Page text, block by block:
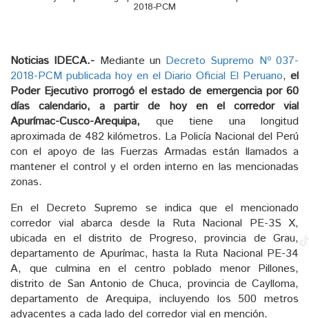
2018-PCM
Noticias IDECA.- Mediante un Decreto Supremo Nº 037-
2018-PCM publicada hoy en el Diario Oficial El Peruano,el
Poder Ejecutivo prorrogó el estado de emergencia por 60
días calendario, a partir de hoy en el corredor vial
Apurímac-Cusco-Arequipa, que tiene una longitud
aproximada de 482 kilómetros. La Policía Nacional del Perú
con el apoyo de las Fuerzas Armadas están llamados a
mantener el control y el orden interno en las mencionadas
zonas.
En el Decreto Supremo se indica que el mencionado
corredor vial abarca desde la Ruta Nacional PE-3S X,
ubicada en el distrito de Progreso, provincia de Grau,
departamento de Apurímac, hasta la Ruta Nacional PE-34
A, que culmina en el centro poblado menor Pillones,
distrito de San Antonio de Chuca, provincia de Caylloma,
departamento de Arequipa, incluyendo los 500 metros
adyacentes a cada lado del corredor vial en mención.